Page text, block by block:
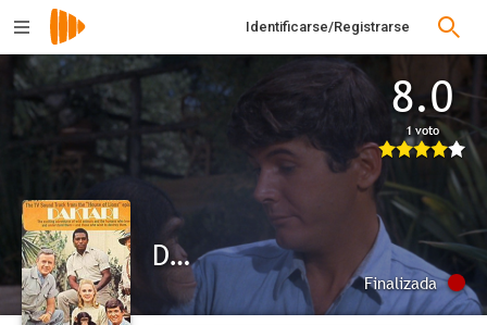
Identificarse/Registrarse
8.0
1 voto
Daktari
Finalizada